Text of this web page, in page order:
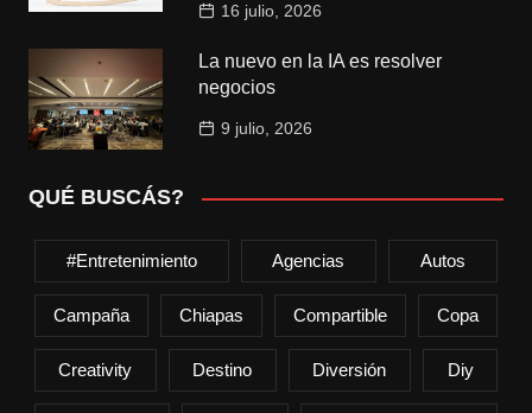
16 julio, 2026
La nuevo en la IA es resolver
negocios
9 julio, 2026
QUÉ BUSCÁS?
#entretenimiento Agencias Autos
Campaña Chiapas Compartible Copa
Creativity Destino Diversión Diy